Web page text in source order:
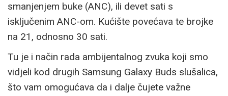
smanjenjem buke (ANC), ili devet sati s
isključenim ANC-om. Kućište povećava te brojke
na 21, odnosno 30 sati.
Tu je i način rada ambijentalnog zvuka koji smo
vidjeli kod drugih Samsung Galaxy Buds slušalica,
što vam omogućava da i dalje čujete važne